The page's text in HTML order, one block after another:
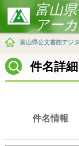
富山
アー
富山県公文書館デジ
件名詳細
件名情報